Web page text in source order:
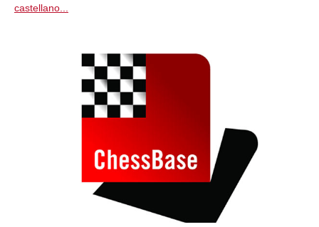
castellano...